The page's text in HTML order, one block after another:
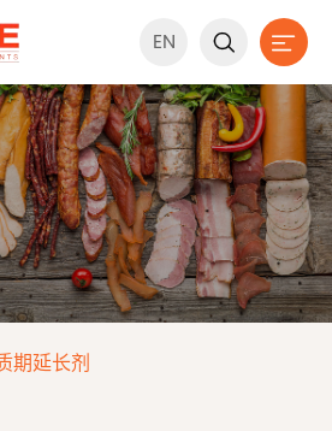
EN  
期延长剂